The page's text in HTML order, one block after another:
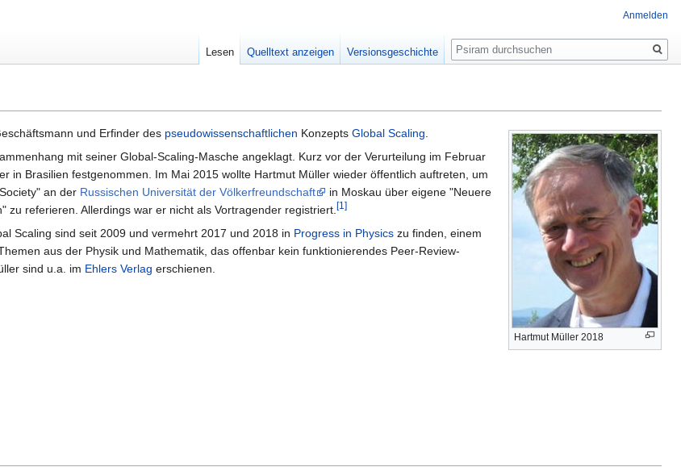
Hartmut Müller 2018
und Erfinder des pseudowissenschaftlichen Konzepts Global Scaling.
mit seiner Global-Scaling-Masche angeklagt. Kurz vor der Verurteilung im Februar
in Brasilien festgenommen. Im Mai 2015 wollte Hartmut Müller wieder öffentlich auftreten, um
an der Russischen Universität der Völkerfreundschaft
in Moskau über eigene "Neuere
zu referieren. Allerdings war er nicht als Vortragender registriert.[1]
Scaling sind seit 2009 und vermehrt 2017 und 2018 in Progress in Physics zu finden, einem
aus der Physik und Mathematik, das offenbar kein funktionierendes Peer-Review-
sind u.a. im Ehlers Verlag erschienen.
Anmelden
Lesen Quelltext anzeigen Versionsgeschichte
Suche